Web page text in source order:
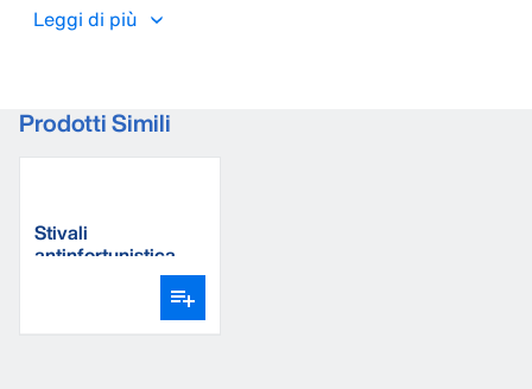
Leggi di più
Prodotti Simili
Stivali
antinfortunistica